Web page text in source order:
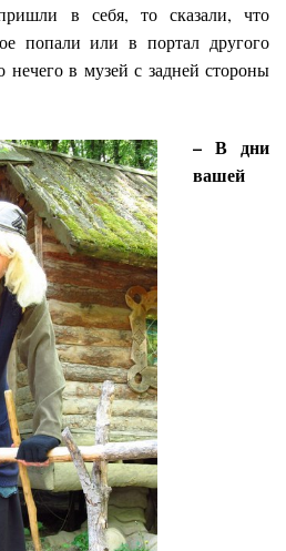
в себя, то сказали, что
попали или в портал другого
в музей с задней стороны
– В дни
вашей